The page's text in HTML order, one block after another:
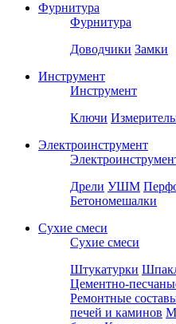
Фурнитура
Фурнитура
Доводчики Замки
Инструмент
Инструмент
Ключи
Электроинструмент
Дрели УШМ
Бетономешалки
Сухие смеси
Сухие смеси
Штукатурки
Цементно-
Ремонтные
печей и каминов